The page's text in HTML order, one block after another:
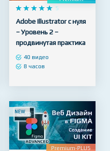
Premium
   
   
Adobe Illustrator с нуля
– Уровень 2 –
продвинутая практика
NEW